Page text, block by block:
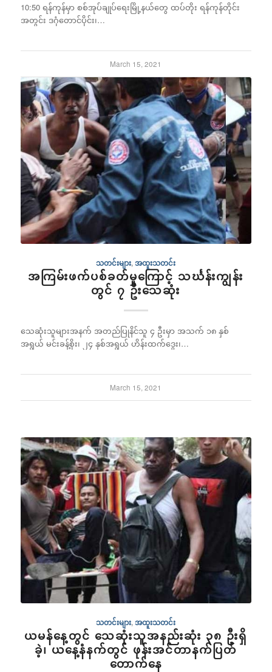
10:50 ရန်ကုန်မှာ စစ်အုပ်ချုပ်ရေးမြို့နယ်တွေ ထပ်တိုး ရန်ကုန်တိုင်း
အတွင်း ဒဂုံတောင်ပိုင်း၊…
March 15, 2021
သတင်းများ,အထူးသတင်း
အကြမ်းဖက်ပစ်ခတ်မှုကြောင့် သင်္ဃန်းကျွန်း
တွင် ၇ ဦးသေဆုံး
သေဆုံးသူများအနက် အတည်ပြုနိင်သူ ၄ ဦးမှာ အသက် ၁၈ နှစ်
အရွယ် မင်းခန့်စိုး၊ ၂၄ နှစ်အရွယ် ဟိန်းထက်ဒွေး၊…
March 15, 2021
သတင်းများ,အထူးသတင်း
ယမန်နေ့တွင် သေဆုံးသူအနည်းဆုံး ၃၈ ဦးရှိ
ခဲ့၊ ယနေ့နံနက်တွင် ဖုန်းအင်တာနက်ပြတ်
တောက်နေ